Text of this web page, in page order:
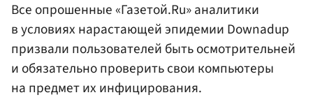
Все опрошенные «Газетой.Ru» аналитики
в условиях нарастающей эпидемии Downadup
призвали пользователей быть осмотрительней
и обязательно проверить свои компьютеры
на предмет их инфицирования.